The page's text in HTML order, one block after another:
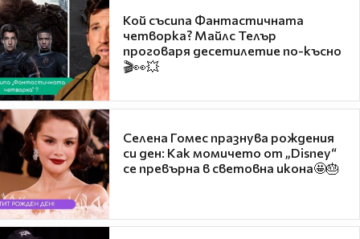
Кой съсипа Фантастичната
четворка? Майлс Телър
проговаря десетилетие по-късно
🎬👀💥
Селена Гомес празнува рождения
си ден: Как момичето от „Disney“
се превърна в световна икона🤩🎂